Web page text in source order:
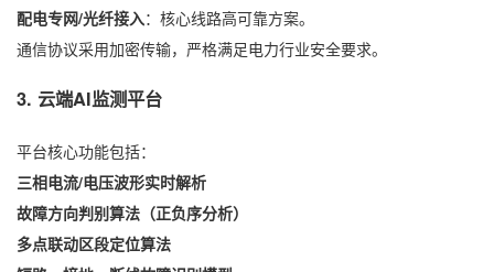
配电专网/光纤接入：核心线路高可靠方案。
通信协议采用加密传输，严格满足电力行业安全要求。
3. 云端AI监测平台
平台核心功能包括：
三相电流/电压波形实时解析
故障方向判别算法（正负序分析）
多点联动区段定位算法